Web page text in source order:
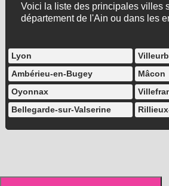
Voici la liste des principales villes
département de l'Ain ou dans les
Lyon
Ambérieu-en-Bugey
Mâcon
Oyonnax
Bellegarde-sur-Valserine